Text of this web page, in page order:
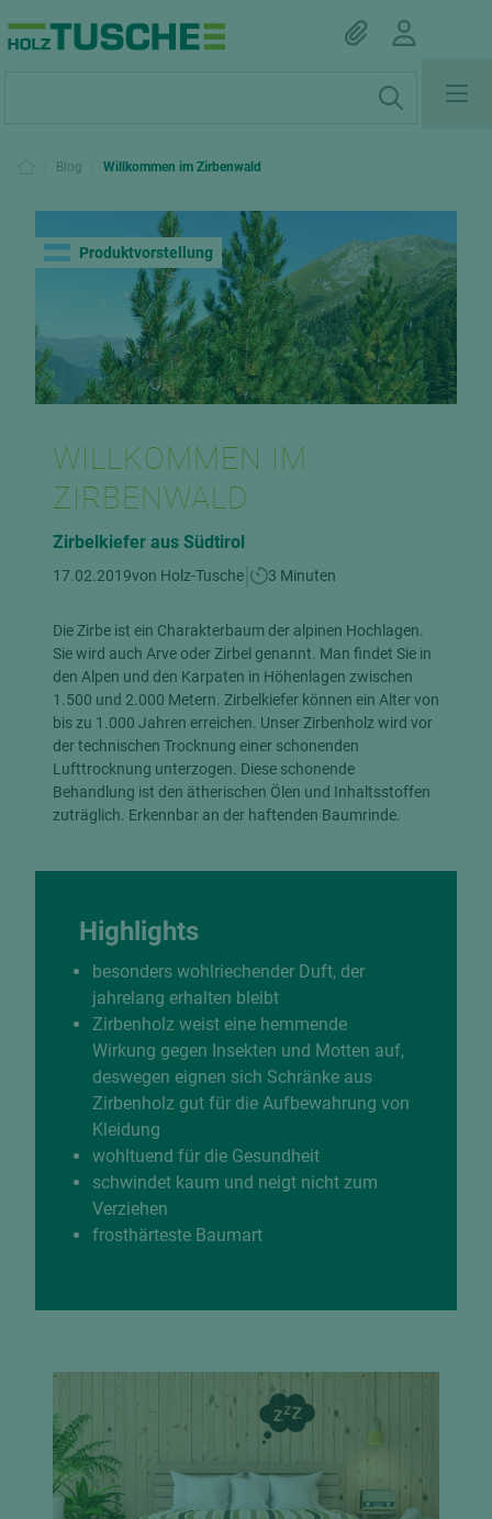
Blog Willkommen im Zirbenwald
Produktvorstellung
WILLKOMMEN IM
ZIRBENWALD
Zirbelkiefer aus Südtirol
17.02.2019von Holz-Tusche 3 Minuten
Die Zirbe ist ein Charakterbaum der alpinen Hochlagen.
Sie wird auch Arve oder Zirbel genannt. Man findet Sie in
den Alpen und den Karpaten in Höhenlagen zwischen
1.500 und 2.000 Metern. Zirbelkiefer können ein Alter von
bis zu 1.000 Jahren erreichen. Unser Zirbenholz wird vor
der technischen Trocknung einer schonenden
Lufttrocknung unterzogen. Diese schonende
Behandlung ist den ätherischen Ölen und Inhaltsstoffen
zuträglich. Erkennbar an der haftenden Baumrinde.
Highlights
besonders wohlriechender Duft, der
jahrelang erhalten bleibt
Zirbenholz weist eine hemmende
Wirkung gegen Insekten und Motten auf,
deswegen eignen sich Schränke aus
Zirbenholz gut für die Aufbewahrung von
Kleidung
wohltuend für die Gesundheit
schwindet kaum und neigt nicht zum
Verziehen
frosthärteste Baumart